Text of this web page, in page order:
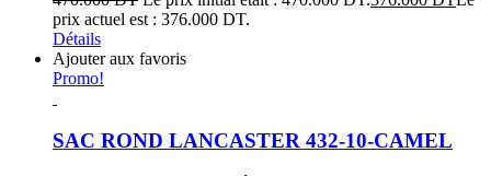
prix actuel est : 376.000 DT.
Détails
Ajouter aux favoris
Promo!
SAC ROND LANCASTER 432-10-CAMEL